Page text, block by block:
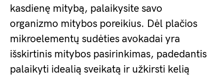
kasdienę mitybą, palaikysite savo
organizmo mitybos poreikius. Dėl plačios
mikroelementų sudėties avokadai yra
išskirtinis mitybos pasirinkimas, padedantis
palaikyti idealią sveikatą ir užkirsti kelią